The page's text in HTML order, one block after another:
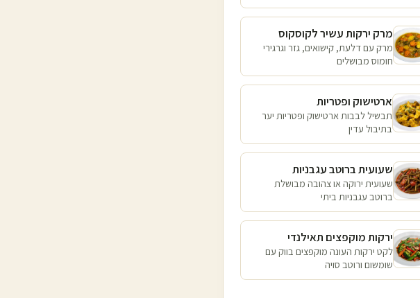
מרק ירקות עשיר לקוסקוס
מרק עם דלעת, קישואים, גזר וגרגירי
חומוס מבושלים
ארטישוק ופטריות
תבשיל לבבות ארטישוק ופטריות יער
בתיבול עדין
שעועית ברוטב עגבניות
שעועית ירוקה או צהובה מבושלת
ברוטב עגבניות ביתי
ירקות מוקפצים תאילנדי
לקט ירקות העונה מוקפצים בווק עם
שומשום ורוטב סויה